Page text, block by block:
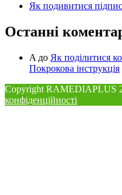
Як подивитися
Останні
A до Як поділитися
Покрокова інструкція
Copyright RAMEDIAPLUS
конфіденційності